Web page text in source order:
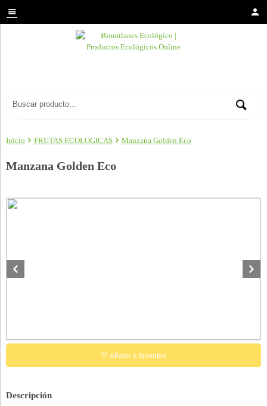
Inicio FRUTAS ECOLOGICAS Manzana Golden Eco
Manzana Golden Eco
Añadir a favoritos
Descripción